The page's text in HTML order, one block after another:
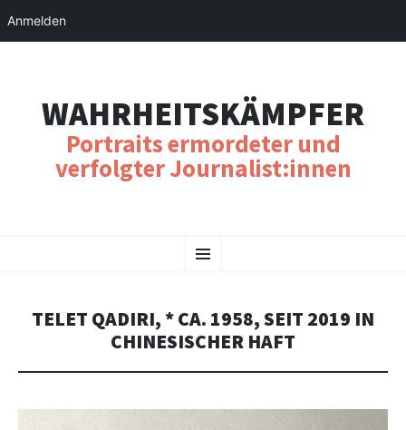
WAHRHEITSKÄMPFER
Portraits ermordeter und
verfolgter Journalist:innen
Menu
TO
TELET QADIRI, * CA. 1958, SEIT 2019 IN
CHINESISCHER HAFT
Anmelden